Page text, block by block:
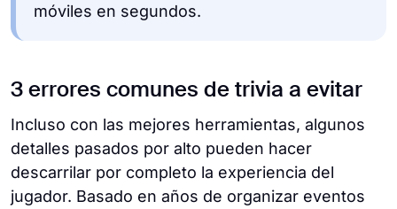
móviles en segundos.
3 errores comunes de trivia a evitar
Incluso con las mejores herramientas, algunos
detalles pasados por alto pueden hacer
descarrilar por completo la experiencia del
jugador. Basado en años de organizar eventos